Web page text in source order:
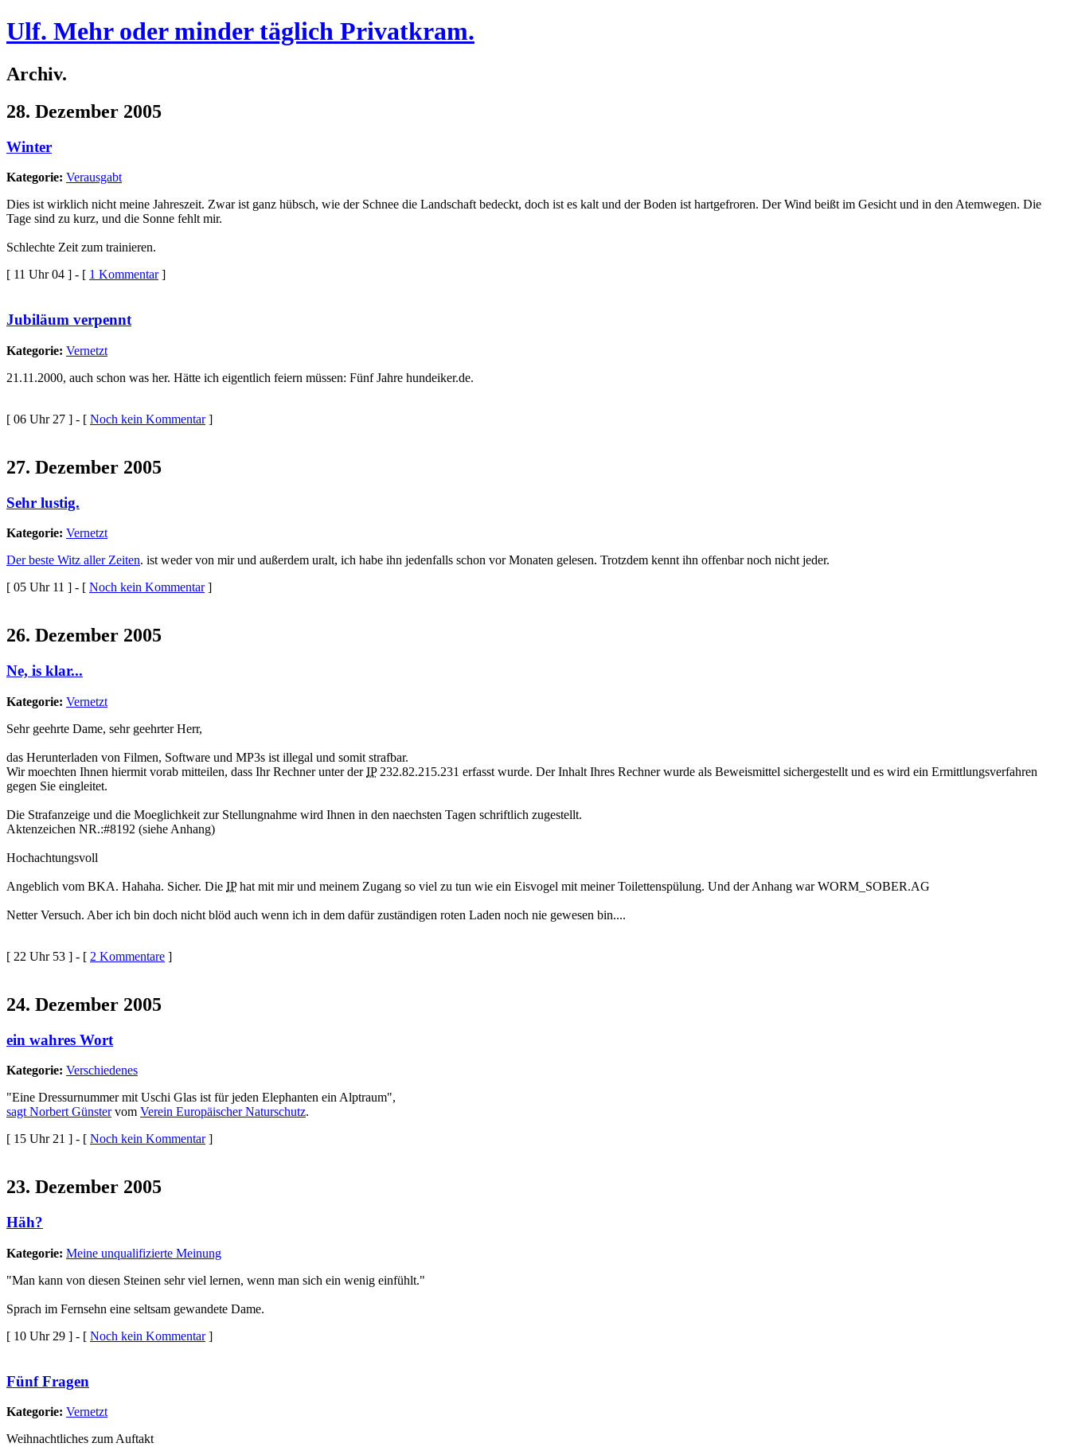
Ulf. Mehr oder minder täglich Privatkram.
Archiv.
28. Dezember 2005
Winter
Kategorie: Verausgabt
Dies ist wirklich nicht meine Jahreszeit. Zwar ist ganz hübsch, wie der Schnee die Landschaft bedeckt, doch ist es kalt und der Boden ist hartgefroren. Der Wind beißt im Gesicht und in den Atemwegen. Die
Tage sind zu kurz, und die Sonne fehlt mir.
Schlechte Zeit zum trainieren.
[ 11 Uhr 04 ] - [ 1 Kommentar]
Jubiläum verpennt
Kategorie: Vernetzt
21.11.2000, auch schon was her. Hätte ich eigentlich feiern müssen: Fünf Jahre hundeiker.de.
[ 06 Uhr 27 ] - [ Noch kein Kommentar]
27. Dezember 2005
Sehr lustig.
Kategorie: Vernetzt
Der beste Witz aller Zeiten. ist weder von mir und außerdem uralt, ich habe ihn jedenfalls schon vor Monaten gelesen. Trotzdem kennt ihn offenbar noch nicht jeder.
[ 05 Uhr 11 ] - [ Noch kein Kommentar]
26. Dezember 2005
Ne, is klar...
Kategorie: Vernetzt
Sehr geehrte Dame, sehr geehrter Herr,
das Herunterladen von Filmen, Software und MP3s ist illegal und somit strafbar.
Wir moechten Ihnen hiermit vorab mitteilen, dass Ihr Rechner unter derIP232.82.215.231 erfasst wurde. Der Inhalt Ihres Rechner wurde als Beweismittel sichergestellt und es wird ein Ermittlungsverfahren
gegen Sie eingleitet.
Die Strafanzeige und die Moeglichkeit zur Stellungnahme wird Ihnen in den naechsten Tagen schriftlich zugestellt.
Aktenzeichen NR.:#8192 (siehe Anhang)
Hochachtungsvoll
Angeblich vom BKA. Hahaha. Sicher. Die IPhat mit mir und meinem Zugang so viel zu tun wie ein Eisvogel mit meiner Toilettenspülung. Und der Anhang war WORM_SOBER.AG
Netter Versuch. Aber ich bin doch nicht blöd auch wenn ich in dem dafür zuständigen roten Laden noch nie gewesen bin....
[ 22 Uhr 53 ] - [ 2 Kommentare ]
24. Dezember 2005
ein wahres Wort
Kategorie: Verschiedenes
"Eine Dressurnummer mit Uschi Glas ist für jeden Elephanten ein Alptraum",
sagt Norbert Günstervom Verein Europäischer Naturschutz.
[ 15 Uhr 21 ] - [ Noch kein Kommentar]
23. Dezember 2005
Häh?
Kategorie: Meine unqualifizierte Meinung
"Man kann von diesen Steinen sehr viel lernen, wenn man sich ein wenig einfühlt."
Sprach im Fernsehn eine seltsam gewandete Dame.
[ 10 Uhr 29 ] - [ Noch kein Kommentar]
Fünf Fragen
Kategorie: Vernetzt
Weihnachtliches zum Auftakt